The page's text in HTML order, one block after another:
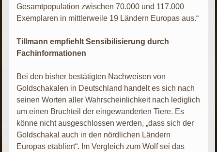
Gesamtpopulation zwischen 70.000 und 117.000
Exemplaren in mittlerweile 19 Ländern Europas aus.“
Tillmann empfiehlt Sensibilisierung durch
Fachinformationen
Bei den bisher bestätigten Nachweisen von
Goldschakalen in Deutschland handelt es sich nach
seinen Worten aller Wahrscheinlichkeit nach lediglich
um einen Bruchteil der eingewanderten Tiere. Es
könne nicht ausgeschlossen werden, „dass sich der
Goldschakal auch in den nördlichen Ländern
Europas etabliert“. Im Vergleich zum Wolf sei das